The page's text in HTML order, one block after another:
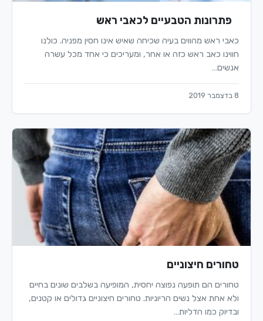
פתרונות הטבעיים לכאבי ראש
כאבי ראש מהווים בעיה שכיחה שאיש אינו חסין מפניה. כולנו
חווינו כאב ראש כזה או אחר, ומעריכים כי אחד מכל עשרה
אנשים…
8 בדצמבר 2019
טחורים חיצוניים
טחורים הם תופעה נפוצה יחסית, המופיעה בשלבים שונים בחיים
ולא אחת אצל נשים הריוניות. טחורים חיצוניים גדולים או קטנים,
ובדיוק כמו הדליות…